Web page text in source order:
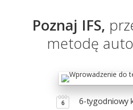
Poznaj IFS,
metodę
6
6-tygodniowy